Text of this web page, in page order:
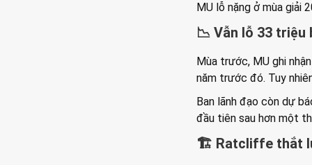
MU lỗ nặng ở mùa giải
📉 Vẫn lỗ 33
Mùa trước, MU ghi
năm trước đó. Tuy
Ban lãnh đạo còn dự
đầu tiên sau hơn một
🏗️ Ratcliffe thắt